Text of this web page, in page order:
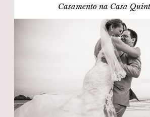
Casamento na Casa